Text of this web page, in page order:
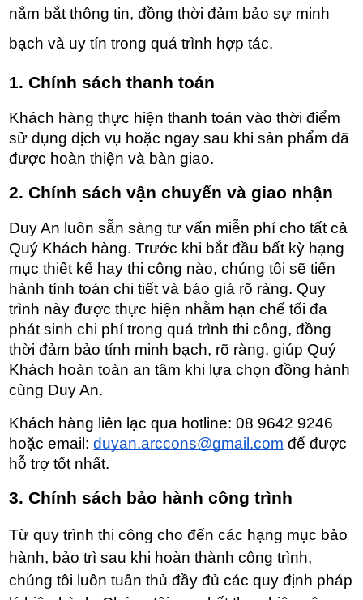
nắm bắt thông tin, đồng thời đảm bảo sự minh
bạch và uy tín trong quá trình hợp tác.
1. Chính sách thanh toán
Khách hàng thực hiện thanh toán vào thời điểm
sử dụng dịch vụ hoặc ngay sau khi sản phẩm đã
được hoàn thiện và bàn giao.
2. Chính sách vận chuyển và giao nhận
Duy An luôn sẵn sàng tư vấn miễn phí cho tất cả
Quý Khách hàng. Trước khi bắt đầu bất kỳ hạng
mục thiết kế hay thi công nào, chúng tôi sẽ tiến
hành tính toán chi tiết và báo giá rõ ràng. Quy
trình này được thực hiện nhằm hạn chế tối đa
phát sinh chi phí trong quá trình thi công, đồng
thời đảm bảo tính minh bạch, rõ ràng, giúp Quý
Khách hoàn toàn an tâm khi lựa chọn đồng hành
cùng Duy An.
Khách hàng liên lạc qua hotline: 08 9642 9246
hoặc email: duyan.arccons@gmail.com để được
hỗ trợ tốt nhất.
3. Chính sách bảo hành công trình
Từ quy trình thi công cho đến các hạng mục bảo
hành, bảo trì sau khi hoàn thành công trình,
chúng tôi luôn tuân thủ đầy đủ các quy định pháp